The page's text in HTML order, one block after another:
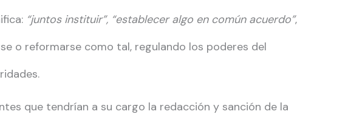
“juntos instituir”, “establecer algo en común acuerdo”,
o reformarse como tal, regulando los poderes del
que tendrían a su cargo la redacción y sanción de la